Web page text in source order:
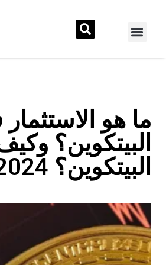
ما هو
البيتكوين؟
البيتكوين؟ 2024